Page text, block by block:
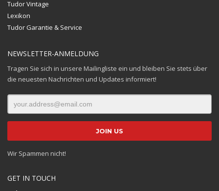
Tudor Vintage
Lexikon
Tudor Garantie & Service
NEWSLETTER-ANMELDUNG
Tragen Sie sich in unsere Mailingliste ein und bleiben Sie stets über
die neuesten Nachrichten und Updates informiert!
Wir Spammen nicht!
GET IN TOUCH